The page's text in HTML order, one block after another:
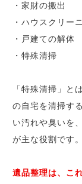
・家財の搬出
・ハウスクリー
・戸建ての解体
・特殊清掃
「特殊清掃」と
の自宅を清掃す
い汚れや臭いを
が主な役割です。
遺品整理は、こ